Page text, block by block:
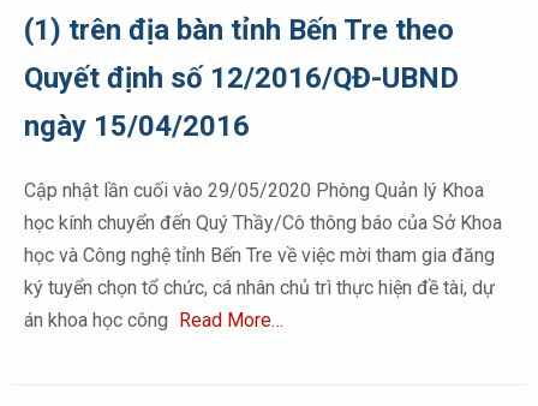
(1) trên địa bàn tỉnh Bến Tre theo
Quyết định số 12/2016/QĐ-UBND
ngày 15/04/2016
Cập nhật lần cuối vào 29/05/2020 Phòng Quản lý Khoa
học kính chuyển đến Quý Thầy/Cô thông báo của Sở Khoa
học và Công nghệ tỉnh Bến Tre về việc mời tham gia đăng
ký tuyển chọn tổ chức, cá nhân chủ trì thực hiện đề tài, dự
án khoa học công Read More…